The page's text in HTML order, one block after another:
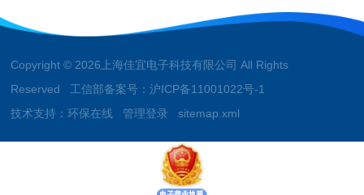
Copyright © 2026上海佳宜电子科技有限公司 All Rights
Reserved 工信部备案号：沪ICP备11001022号-1
技术支持：环保在线 管理登录 sitemap.xml